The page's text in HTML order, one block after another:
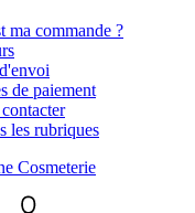
ma commande ?
de paiement
les rubriques